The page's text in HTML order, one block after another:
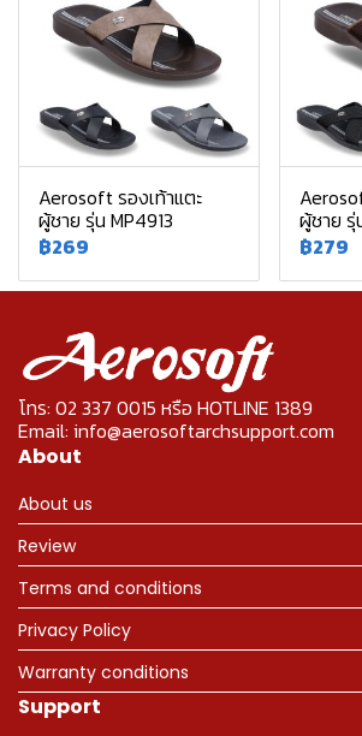
Aerosoft รองเท้าแตะ
ผู้ชาย รุ่น MP4913
฿269
ผู้ชาย รุ่
฿279
โทร: 02 337 0015 หรือ HOTLINE 1389
Email: info@aerosoftarchsupport.com
About
About us
Review
Terms and conditions
Privacy Policy
Warranty conditions
Support